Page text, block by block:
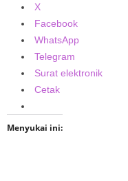
X
Facebook
WhatsApp
Telegram
Surat elektronik
Cetak
Menyukai ini: